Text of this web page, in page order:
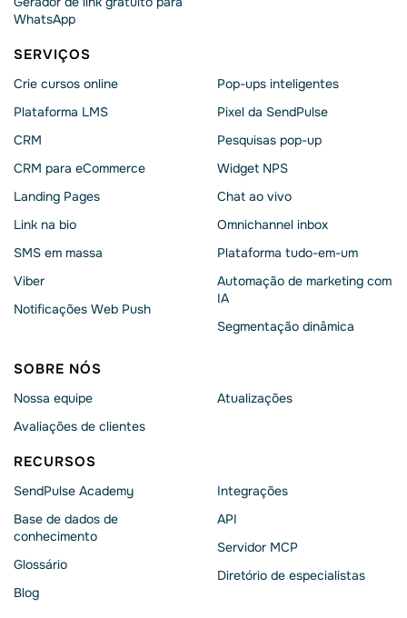
WhatsApp
SERVIÇOS
Crie cursos online
Plataforma LMS
CRM
CRM para eCommerce
Landing Pages
Link na bio
SMS em massa
Viber
Notificações Web Push
Pop-ups inteligentes
Pixel da SendPulse
Pesquisas pop-up
Widget NPS
Chat ao vivo
Omnichannel inbox
Plataforma tudo-em-um
Automação de marketing com
IA
Segmentação dinâmica
SOBRE NÓS
Nossa equipe
Avaliações de clientes
Atualizações
RECURSOS
SendPulse Academy
Base de dados de
conhecimento
Glossário
Blog
Integrações
API
Servidor MCP
Diretório de especialistas